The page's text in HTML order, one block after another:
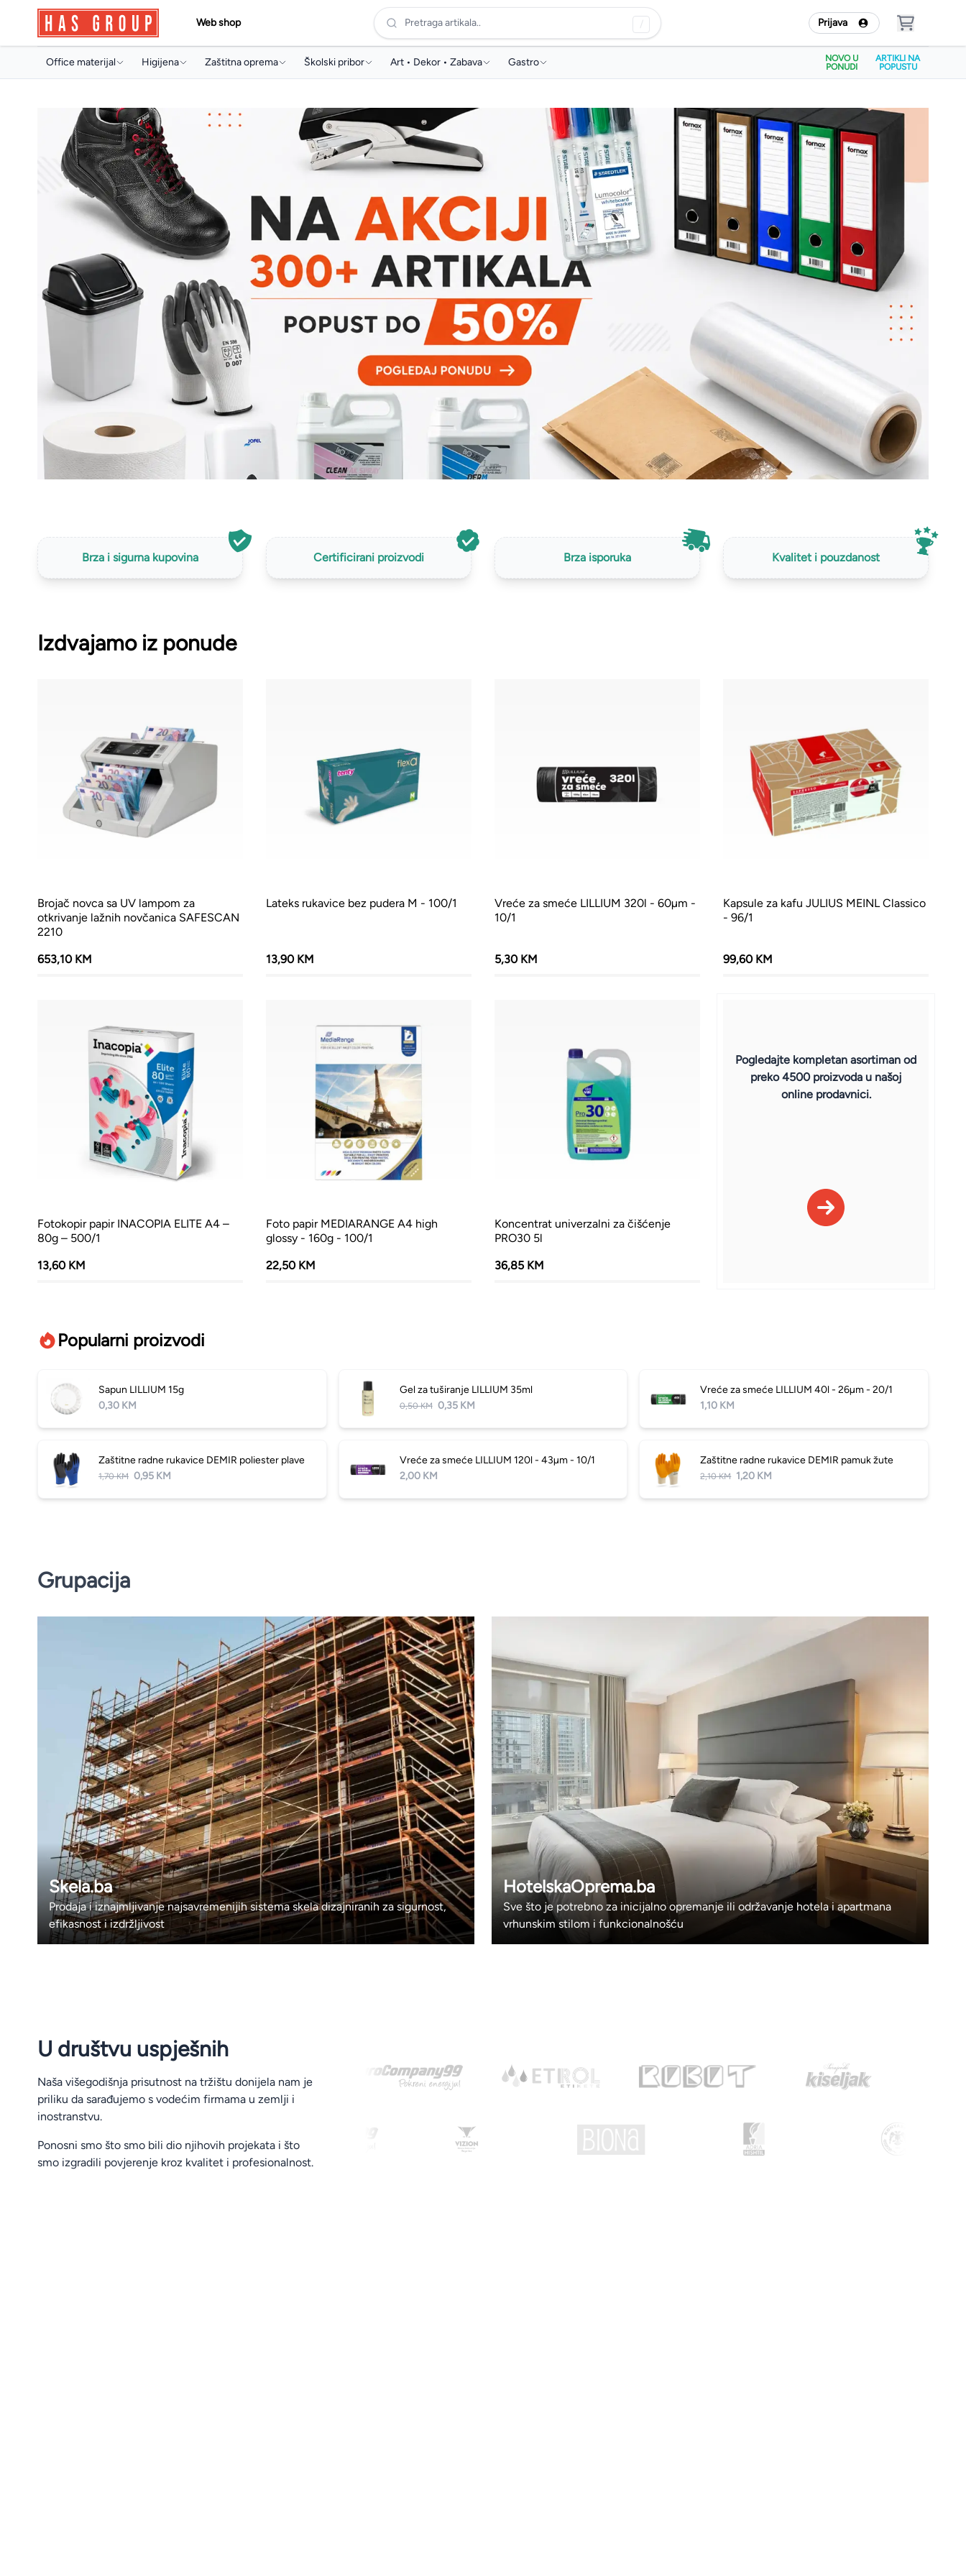
Web shop Pretraga artikala.. / Prijava
Office materijal
Toneri i ketridži
Arhivski pribor i oprema
Pisaći program
Uredski pribor
Artikli za prezentaciju
Uredski aparati i prateća oprema
Multimedija
Poslovna galanterija
Higijena
Papirna konfekcija
Sapuni
Osvježivači prostora
Koncentrati za čišćenje
Sredstva za profesionalnu
mašinsku upotrebu
Deterdženti
Kante i vreće za smeće
PVC kutije i korpe za veš
Hotelski asortiman
Sredstva za dezinfekciju
Profesionalne mašine
Zaštitna oprema
Radne rukavice
Školski pribor
Sveske i papirna konfekcija
Arhivski pribor i oprema
Pisaći program
Bojice i likovni pribor
Pribor za geometriju
Artikli za prezentaciju
Multimedija
Ostali školski pribor
Art • Dekor • Zabava
Dekorativne boje
Likovni pribor
Materijali za modeliranje
Edukacija & zabava
Gastro
Kapsule za kafu
Aparati za vodu
Slamke
NOVO U
PONUDI
ARTIKLI NA
POPUSTU
Brza i sigurna kupovina Certificirani proizvodi Brza isporuka Kvalitet i pouzdanost
Izdvajamo iz ponude
Brojač novca sa UV lampom za
otkrivanje lažnih novčanica SAFESCAN
2210
653,10 KM
Lateks rukavice bez pudera M - 100/1
13,90 KM
Vreće za smeće LILLIUM 320l - 60µm -
10/1
5,30 KM
Kapsule za kafu JULIUS MEINL Classico
- 96/1
99,60 KM
Fotokopir papir INACOPIA ELITE A4 –
80g – 500/1
13,60 KM
Foto papir MEDIARANGE A4 high
glossy - 160g - 100/1
22,50 KM
Koncentrat univerzalni za čišćenje
PRO30 5l
36,85 KM
Pogledajte kompletan asortiman od
preko4500 proizvoda u našoj
online prodavnici.
Popularni proizvodi
Sapun LILLIUM 15g
0,30 KM
Gel za tuširanje LILLIUM 35ml
0,50 KM 0,35 KM
Vreće za smeće LILLIUM 40l - 26µm - 20/1
1,10 KM
Zaštitne radne rukavice DEMIR poliester plave
1,70 KM 0,95 KM
Vreće za smeće LILLIUM 120l - 43µm - 10/1
2,00 KM
Zaštitne radne rukavice DEMIR pamuk žute
2,10 KM 1,20 KM
Grupacija
Skela.ba
Prodaja i iznajmljivanje najsavremenijih sistema skela dizajniranih za sigurnost,
efikasnost i izdržljivost
HotelskaOprema.ba
Sve što je potrebno za inicijalno opremanje ili održavanje hotela i apartmana
vrhunskim stilom i funkcionalnošću
U društvu uspješnih
Naša višegodišnja prisutnost na tržištu donijela nam je
priliku da sarađujemo s vodećim firmama u zemlji i
inostranstvu.
Ponosni smo što smo bili dio njihovih projekata i što
smo izgradili povjerenje kroz kvalitet i profesionalnost.